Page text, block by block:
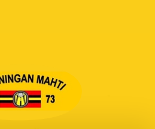
Maaningan Mahti